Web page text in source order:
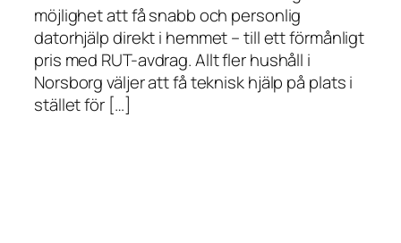
möjlighet att få snabb och personlig
datorhjälp direkt i hemmet – till ett förmånligt
pris med RUT-avdrag. Allt fler hushåll i
Norsborg väljer att få teknisk hjälp på plats i
stället för […]